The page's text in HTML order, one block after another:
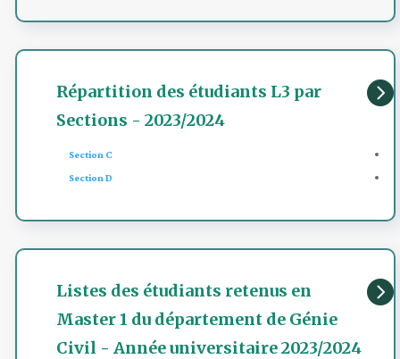

Répartition des étudiants L3 par
Sections - 2023/2024
Section C
Section D

Listes des étudiants retenus en
Master 1 du département de Génie
Civil - Année universitaire 2023/2024